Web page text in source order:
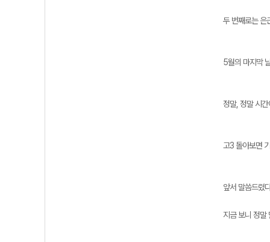
두 번째로는 은
5월의 마지막
정말, 정말 시
고3 돌아보면
앞서 말씀드렸
지금 보니 정말